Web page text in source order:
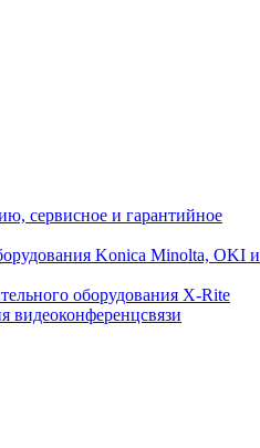
сервисное и гарантийное
Konica Minolta, OKI и
оборудования X-Rite
видеоконференцсвязи